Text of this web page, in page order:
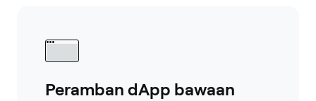
Peramban dApp bawaan